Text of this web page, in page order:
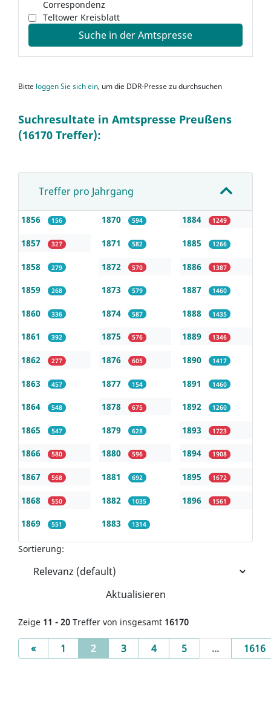
Correspondenz
Teltower Kreisblatt
Suche in der Amtspresse
Bitte loggen Sie sich ein, um die DDR-Presse zu durchsuchen
Suchresultate in Amtspresse Preußens
(16170 Treffer):
Treffer pro Jahrgang
1856 156
1857 327
1858 279
1859 268
1860 336
1861 392
1862 277
1863 457
1864 548
1865 547
1866 580
1867 568
1868 550
1869 551
1870 594
1871 582
1872 570
1873 579
1874 587
1875 576
1876 605
1877 154
1878 675
1879 628
1880 596
1881 692
1882 1035
1883 1314
1884 1249
1885 1266
1886 1387
1887 1460
1888 1435
1889 1346
1890 1417
1891 1460
1892 1260
1893 1723
1894 1908
1895 1672
1896 1561
Sortierung:
Aktualisieren
Zeige 11 - 20 Treffer von insgesamt 16170
«Previous
1 2(current)
3 4 5 ... 1616